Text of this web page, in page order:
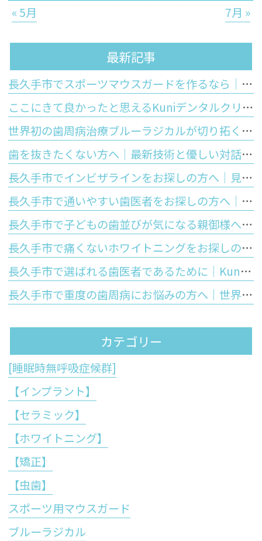
« 5月 7月 »
最新記事
長久手市でスポーツマウスガードを作るなら｜市販品との違いと歯科医院で作るオーダーメイドのメリット
ここにきて良かったと思えるKuniデンタルクリニックの特徴
世界初の歯周病治療ブルーラジカルが切り拓く「歯を残す」未来
歯を抜きたくない方へ｜最新技術と優しい対話で守るあなたの大切な歯
長久手市でインビザラインをお探しの方へ｜見た目の美しさと将来の歯の寿命を守る正しい噛み合わせの大切さ
長久手市で通いやすい歯医者をお探しの方へ｜Kuniデンタルクリニックが大切にする安心と優しさ
長久手市で子どもの歯並びが気になる親御様へ｜お口のぽかんと開いた癖が歯並びに与える影響と予防矯正
長久手市で痛くないホワイトニングをお探しの方へ｜しみないポリリン酸ホワイトニングの仕組みと5つのメリットを徹底解説
長久手市で選ばれる歯医者であるために｜Kuniデンタルクリニックが皆様に提供する「5つの強み」と最先端歯科医療
長久手市で重度の歯周病にお悩みの方へ｜世界初の技術「ブルーラジカル」が歯周病治療の常識を変える理由
カテゴリー
[睡眠時無呼吸症候群]
【インプラント】
【セラミック】
【ホワイトニング】
【矯正】
【虫歯】
スポーツ用マウスガード
ブルーラジカル